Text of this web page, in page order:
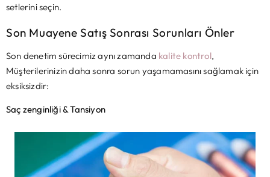
setlerini seçin.
Son Muayene Satış Sonrası Sorunları Önler
Son denetim sürecimiz aynı zamanda kalite kontrol,
Müşterilerinizin daha sonra sorun yaşamamasını sağlamak için
eksiksizdir:
Saç zenginliği & Tansiyon